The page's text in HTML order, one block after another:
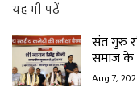
यह भी पढ़ें
संत गुरु
समाज के
Aug 7,